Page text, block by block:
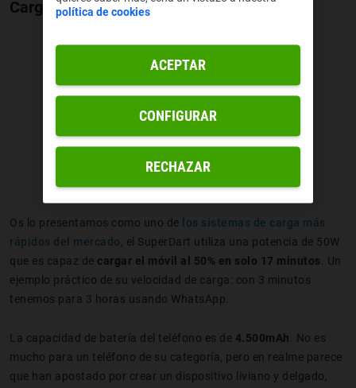
Carga SuperDart de 50W
Os lo presentamos como uno de
los sistemas de carga más
rápidos del mercado , el SuperDart utiliza una potencia de 50W
que es capaz de cargar el móvil al 50% en solo 17 minutos . Un
ejemplo práctico de su velocidad de carga: con 3 minutos
tenemos para 3 horas usando WhatsApp.
La capacidad de batería del teléfono es de 4.500mAh . No es
mucho para un teléfono de su categoría, pero en realme parece
que han apostado por crear un dispositivo liviano y delgado,
política de cookies
RECHAZAR
ACEPTAR
CONFIGURAR